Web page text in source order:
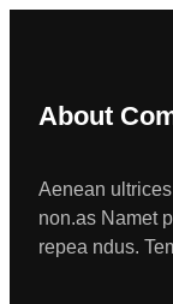
About
Aenean
non.as Namet
repea ndus.